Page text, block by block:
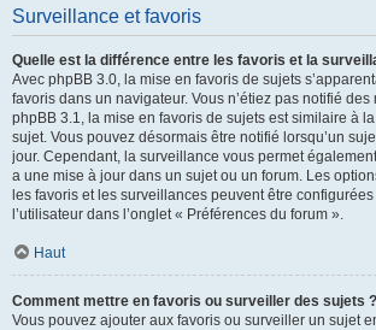
Surveillance et favoris
Quelle est la différence entre les favoris et la
Avec phpBB 3.0, la mise en favoris de sujets
favoris dans un navigateur. Vous n’étiez pas notifié
phpBB 3.1, la mise en favoris de sujets est similaire à
sujet. Vous pouvez désormais être notifié lorsqu’un
jour. Cependant, la surveillance vous permet
a une mise à jour dans un sujet ou un forum. Les
les favoris et les surveillances peuvent être
l’utilisateur dans l’onglet « Préférences du forum ».
Haut
Comment mettre en favoris ou surveiller des sujets ?
Vous pouvez ajouter aux favoris ou surveiller un sujet